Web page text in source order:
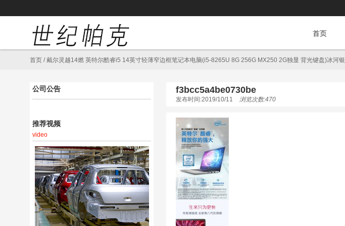
首页
首页 /戴尔灵越14燃 英特尔酷睿i5 14英寸轻薄窄边框笔记本电脑(i5-8265U 8G 256G MX250 2G独显 背光键盘)冰河银
公司公告
推荐视频
video
f3bcc5a4be0730be
发布时间:2019/10/11 浏览次数:470